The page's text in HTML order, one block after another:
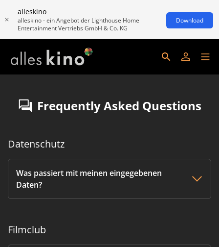
alleskino
alleskino - ein Angebot der Lighthouse Home
Entertainment Vertriebs GmbH & Co. KG
Download
Frequently Asked Questions
Datenschutz
Was passiert mit meinen eingegebenen
Daten?
Filmclub